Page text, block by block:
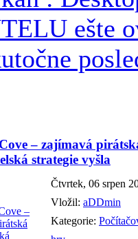
ešte
– zajímavá
strategie vyšla
Čtvrtek, 06 srpen
Vložil: aDDmin
Kategorie: